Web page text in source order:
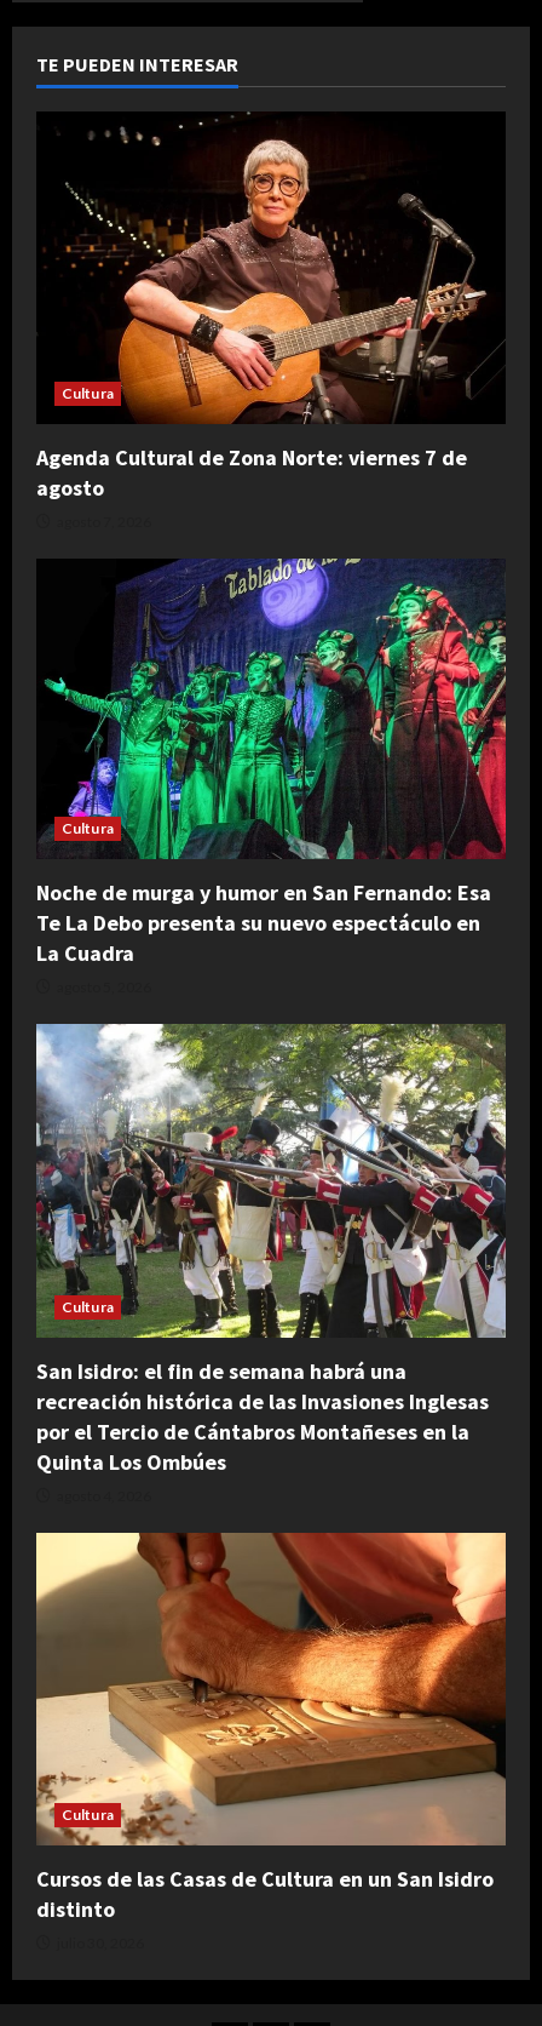
TE PUEDEN INTERESAR
Cultura
Agenda Cultural de Zona Norte: viernes 7 de
agosto
Cultura
Noche de murga y humor en San Fernando: Esa
Te La Debo presenta su nuevo espectáculo en
La Cuadra
Cultura
San Isidro: el fin de semana habrá una
recreación histórica de las Invasiones Inglesas
por el Tercio de Cántabros Montañeses en la
Quinta Los Ombúes
Cultura
Cursos de las Casas de Cultura en un San Isidro
distinto